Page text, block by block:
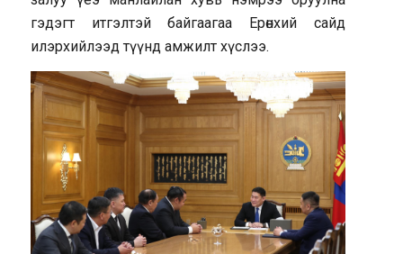
гэдэгт итгэлтэй байгаагаа Ерөнхий сайд
илэрхийлээд түүнд амжилт хүслээ.